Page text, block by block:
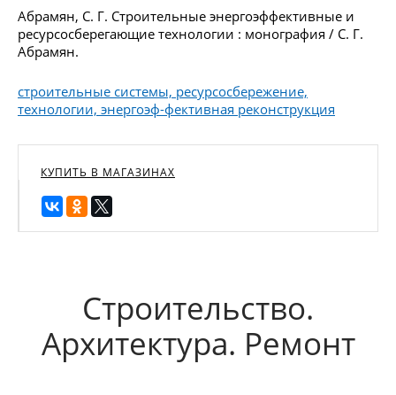
Абрамян, С. Г. Строительные энергоэффективные и
ресурсосберегающие технологии : монография / С. Г.
Абрамян.
строительные системы, ресурсосбережение,
технологии, энергоэф-фективная реконструкция
КУПИТЬ В МАГАЗИНАХ
Строительство.
Архитектура. Ремонт